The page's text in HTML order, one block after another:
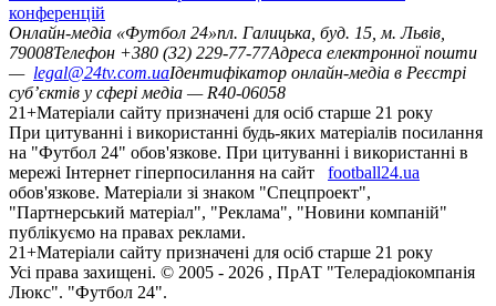
конференцій
Онлайн-медіа «Футбол 24»пл. Галицька, буд. 15, м. Львів,
79008Телефон +380 (32) 229-77-77Адреса електронної пошти
— legal@24tv.com.uaІдентифікатор онлайн-медіа в Реєстрі
суб’єктів у сфері медіа — R40-06058
21+Матеріали сайту призначені для осіб старше 21 року
При цитуванні і використанні будь-яких матеріалів посилання
на "Футбол 24" обов'язкове. При цитуванні і використанні в
мережі Інтернет гіперпосилання на сайт
football24.ua
обов'язкове. Матеріали зі знаком "Спецпроект",
"Партнерський матеріал", "Реклама", "Новини компаній"
публікуємо на правах реклами.
21+Матеріали сайту призначені для осіб старше 21 року
Усi права захищенi. © 2005 - 2026 , ПрАТ "Телерадіокомпанія
Люкс". "Футбол 24".